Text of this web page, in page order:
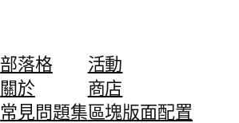
部落格
關於
常見問題集
活動
商店
區塊版面配置